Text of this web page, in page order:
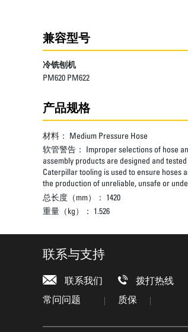
兼容型号
冷铣刨机
PM620 PM622
产品规格
材料： Medium Pressure Hose
软管警告： Improper selections of hose
assembly products are designed and
Caterpillar tooling is used to ensure hoses
the production of unreliable, unsafe or
总长度（mm）： 1420
重量（kg）： 1.526
联系与支持
联系我们 拨打热线
常问问题
质保